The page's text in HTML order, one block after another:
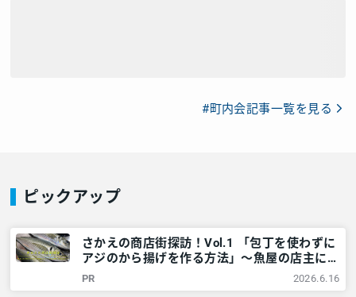
#町内会記事一覧を見る
ピックアップ
さかえの商店街探訪！Vol.1 「包丁を使わずに
アジのから揚げを作る方法」～魚屋の店主に学
ぶ～ – 神奈川・東京多摩のご近所情報 – レア
リア
PR 2026.6.16